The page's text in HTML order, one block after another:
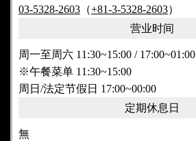
03-5328-2603（+81-3-5328-2603）
营业时间
周一至周六 11:30~15:00 / 17:00~01:00
※午餐菜单 11:30~15:00
周日/法定节假日 17:00~00:00
定期休息日
無